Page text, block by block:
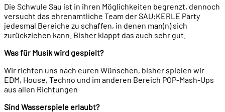
Die Schwule Sau ist in ihren Möglichkeiten begrenzt, dennoch
versucht das ehrenamtliche Team der SAU:KERLE Party
jedesmal Bereiche zu schaffen, in denen man(n) sich
zurückziehen kann. Bisher klappt das auch sehr gut.
Was für Musik wird gespielt?
Wir richten uns nach euren Wünschen, bisher spielen wir
EDM, House, Techno und im anderen Bereich POP-Mash-Ups
aus allen Richtungen
Sind Wasserspiele erlaubt?